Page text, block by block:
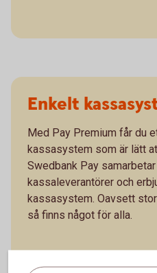
Enkelt
Med Pay Premium får du
kassasystem som är lätt
Swedbank Pay
kassaleverantörer och
kassasystem. Oavsett
så finns något för alla.